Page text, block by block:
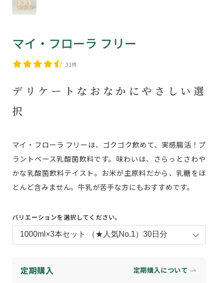
マイ・フローラ フリー
31件
デリケートなおなかにやさしい選
択
マイ・フローラ フリーは、ゴクゴク飲めて、実感腸活！プ
ラントベース乳酸菌飲料です。味わいは、さらっとさわや
かな乳酸菌飲料テイスト。お米が主原料だから、乳糖をほ
とんど含みません。牛乳が苦手な方にもおすすめです。
バリエーションを選択してください。
定期購入 定期購入について